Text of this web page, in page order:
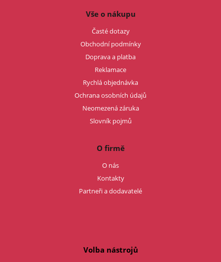
Vše o nákupu
Časté dotazy
Obchodní podmínky
Doprava a platba
Reklamace
Rychlá objednávka
Ochrana osobních údajů
Neomezená záruka
Slovník pojmů
O firmě
O nás
Kontakty
Partneři a dodavatelé
Volba nástrojů